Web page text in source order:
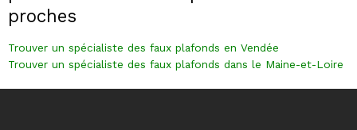
proches
Trouver un spécialiste des faux plafonds en Vendée
Trouver un spécialiste des faux plafonds dans le Maine-et-Loire